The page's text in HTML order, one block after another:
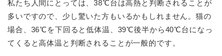
私たち人間にとっては、38℃台は高熱と判断されることが
多いですので、少し驚いた方もいるかもしれません。猫の
場合、 36℃を下回ると低体温、 39℃後半から40℃台になっ
てくると高体温と判断されることが一般的です。